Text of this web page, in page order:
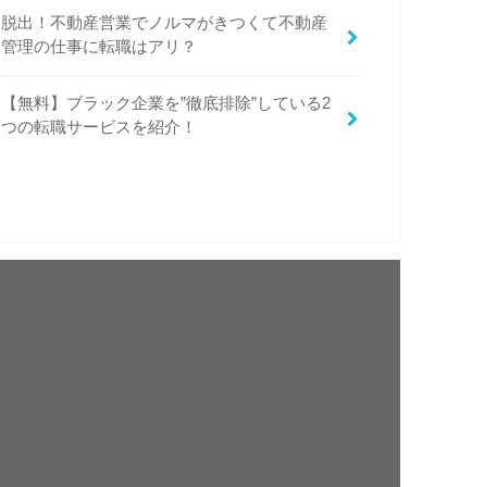
脱出！不動産営業でノルマがきつくて不動産
管理の仕事に転職はアリ？
【無料】ブラック企業を”徹底排除”している2
つの転職サービスを紹介！